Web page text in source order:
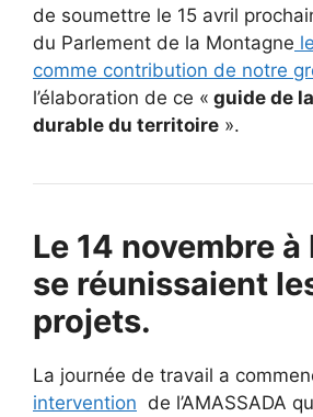
de soumettre le 15 avril
du Parlement de la Montagne
comme contribution de notre
l’élaboration de ce « guide de
durable du territoire ».
Le 14 novembre à
se réunissaient
projets.
La journée de travail a
intervention de l’AMASSADA